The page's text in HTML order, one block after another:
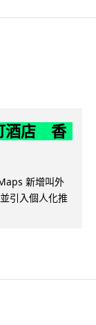
酒店 香
新增叫外
引入個人化推